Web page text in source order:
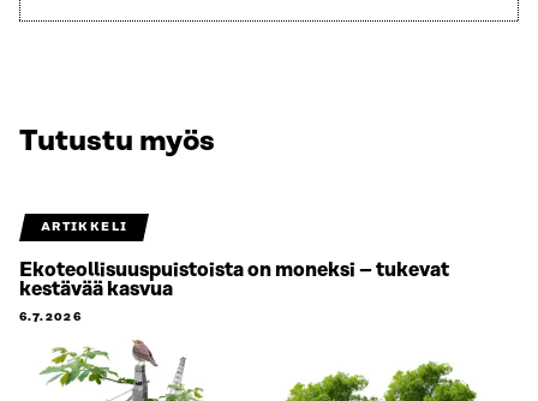
Tutustu myös
ARTIKKELI
Ekoteollisuuspuistoista on moneksi – tukevat
kestävää kasvua
6.7.2026